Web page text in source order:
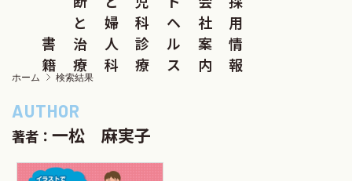
書
籍
と
治
療
婦
人
科
科
診
療
ヘ
ル
ス
社
案
内
用
情
報
ホーム 検索結果
著者： 一松 麻実子